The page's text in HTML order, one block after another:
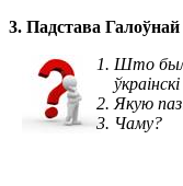
3. Падстава Галоўнай
Што
Якую
Чаму?